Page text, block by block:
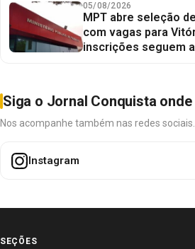
05/08/2026
MPT abre seleção
com vagas para
inscrições seguem
Siga o Jornal Conquista
Nos acompanhe também nas redes
Instagram
SEÇÕES